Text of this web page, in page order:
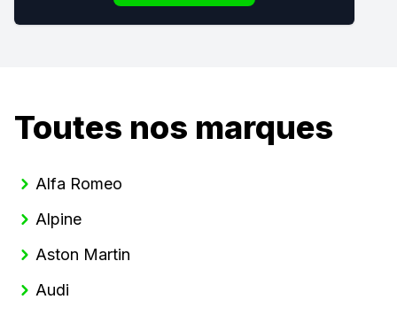
Toutes nos marques
Alfa Romeo
Alpine
Aston Martin
Audi